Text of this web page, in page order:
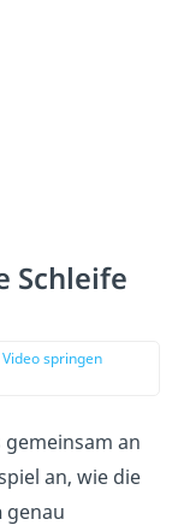
Schleife
Video springen
gemeinsam an
an, wie die
genau